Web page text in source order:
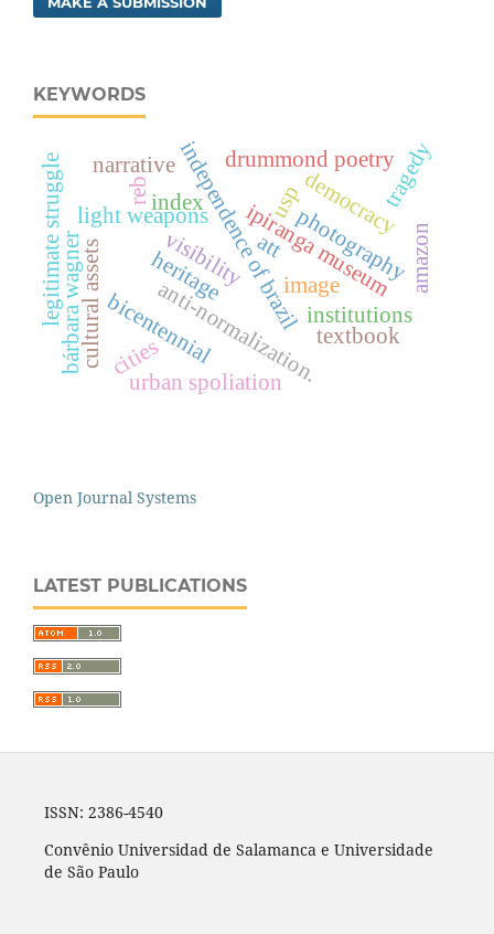
KEYWORDS
independence of brazil
bicentennial
ipiranga museum
uspdemocracy
drummond poetry
institutions
att
light weapons
heritage
cultural assets
bárbara wagner photography
image
visibility
anti-normalization.
index
reb
textbook
narrative
amazon
tragedy
legitimate struggle
urban spoliation
cities
Open Journal Systems
LATEST PUBLICATIONS
ISSN: 2386-4540
Convênio Universidad de Salamanca e Universidade
de São Paulo